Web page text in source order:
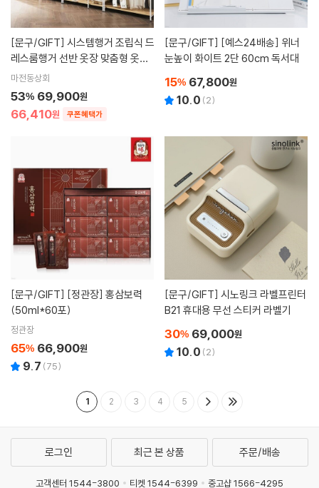
[문구/GIFT]
레스룸행거 선반 옷장 맞춤형 옷정
리
마전동상회
66,410원 쿠폰혜택가
53% 69,900원
[문구/GIFT]
눈높이 화이트 2단 60cm 독서대
15% 67,800원
10.0 (2)
[문구/GIFT]
(50ml*60포)
정관장
65% 66,900원
9.7 (75)
[문구/GIFT]
B21 휴대용 무선 스티커 라벨기
30% 69,000원
10.0 (2)
1 2 3 4 5
로그인 최근 본 상품 주문/배송
고객센터 1544-3800 티켓 1544-6399 중고샵 1566-4295